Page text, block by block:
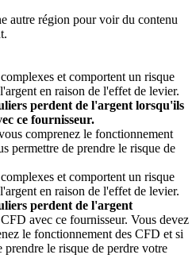
autre région pour voir du contenu
et comportent un risque
en raison de l'effet de levier.
perdent de l'argent lorsqu'ils
ce fournisseur.
comprenez le fonctionnement
permettre de prendre le risque de
et comportent un risque
en raison de l'effet de levier.
perdent de l'argent
avec ce fournisseur. Vous devez
le fonctionnement des CFD et si
le risque de perdre votre